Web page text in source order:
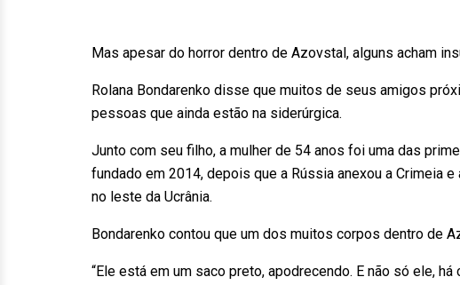
Mas apesar do horror dentro de Azovstal, alguns acham
Rolana Bondarenko disse que muitos de seus amigos
pessoas que ainda estão na siderúrgica.
Junto com seu filho, a mulher de 54 anos foi uma das
fundado em 2014, depois que a Rússia anexou a Crimeia
no leste da Ucrânia.
Bondarenko contou que um dos muitos corpos dentro de
“Ele está em um saco preto, apodrecendo. E não só ele,